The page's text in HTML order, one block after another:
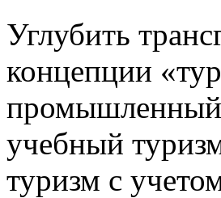
Углубить
концепции
промышленный
учебный
туризм с